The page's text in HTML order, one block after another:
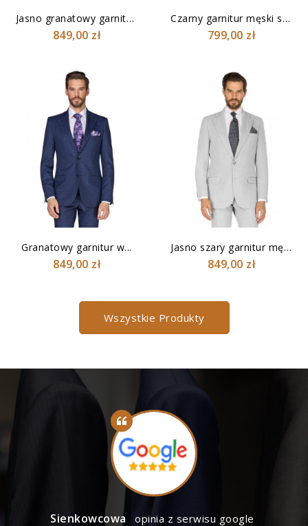
Jasno granatowy garnitur...
849,00 zł
Czarny garnitur męski slim
799,00 zł
Granatowy garnitur w...
849,00 zł
Jasno szary garnitur męski
849,00 zł
Wszystkie Produkty
Sienkowcowa opinia z serwisu google